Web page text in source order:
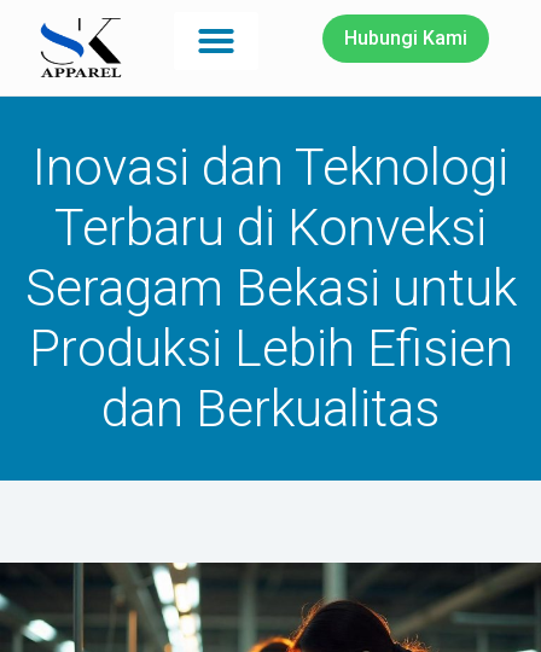
Hubungi Kami
Inovasi dan Teknologi
Terbaru di Konveksi
Seragam Bekasi untuk
Produksi Lebih Efisien
dan Berkualitas